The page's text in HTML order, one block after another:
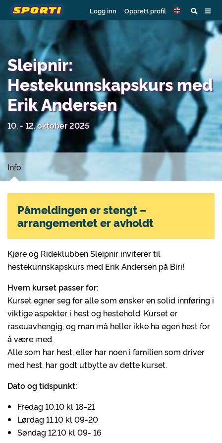
Logg inn Opprett profil
Sleipnir:
Hestekunnskapskurs med
Erik Andersen
10. - 12. oktober 2025
Info
Kjøre og Rideklubben Sleipnir inviterer til
hestekunnskapskurs med Erik Andersen på Biri!
Hvem kurset passer for:
Kurset egner seg for alle som ønsker en solid innføring i
viktige aspekter i hest og hestehold. Kurset er
raseuavhengig, og man må heller ikke ha egen hest for
å være med.
Alle som har hest, eller har noen i familien som driver
med hest, har godt utbytte av dette kurset.
Dato og tidspunkt:
Fredag 10.10 kl 18-21
Lørdag 11.10 kl 09-20
Søndag 12.10 kl 09- 16
Påmeldingen er stengt –
arrangementet er avholdt